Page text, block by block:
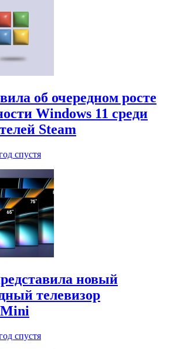
об очередном росте
Windows 11 среди
Steam
спустя
новый
телевизор
спустя